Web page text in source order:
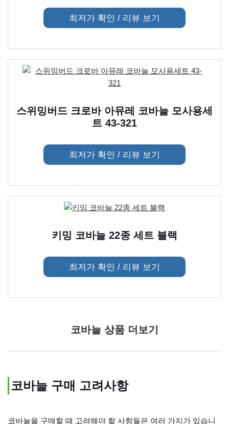
최저가 확인 / 리뷰 보기
스위밍버드 크로바 아뮤레 코바늘 모사용세
트 43-321
최저가 확인 / 리뷰 보기
키밍 코바늘 22종 세트 블랙
최저가 확인 / 리뷰 보기
코바늘 상품 더보기
코바늘 구매 고려사항
코바늘을 구매할 때 고려해야 할 사항들은 여러 가지가 있습니